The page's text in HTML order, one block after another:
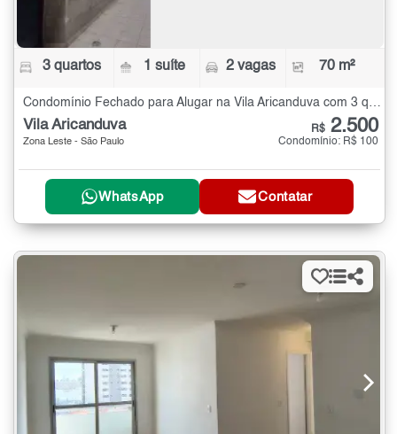
3 quartos 1 suíte 2 vagas 70 m²
Condomínio Fechado para Alugar na Vila Aricanduva com 3 quartos - 70 m²
Vila Aricanduva
Zona Leste - São Paulo
R$ 2.500
Condomínio: R$ 100
WhatsApp Contatar